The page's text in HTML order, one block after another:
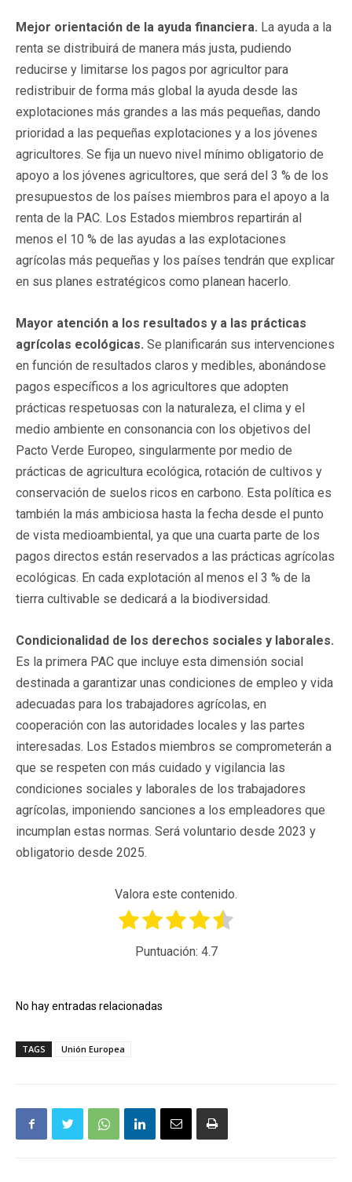
Mejor orientación de la ayuda financiera. La ayuda a la
renta se distribuirá de manera más justa, pudiendo
reducirse y limitarse los pagos por agricultor para
redistribuir de forma más global la ayuda desde las
explotaciones más grandes a las más pequeñas, dando
prioridad a las pequeñas explotaciones y a los jóvenes
agricultores. Se fija un nuevo nivel mínimo obligatorio de
apoyo a los jóvenes agricultores, que será del 3 % de los
presupuestos de los países miembros para el apoyo a la
renta de la PAC. Los Estados miembros repartirán al
menos el 10 % de las ayudas a las explotaciones
agrícolas más pequeñas y los países tendrán que explicar
en sus planes estratégicos como planean hacerlo.
Mayor atención a los resultados y a las prácticas
agrícolas ecológicas. Se planificarán sus intervenciones
en función de resultados claros y medibles, abonándose
pagos específicos a los agricultores que adopten
prácticas respetuosas con la naturaleza, el clima y el
medio ambiente en consonancia con los objetivos del
Pacto Verde Europeo, singularmente por medio de
prácticas de agricultura ecológica, rotación de cultivos y
conservación de suelos ricos en carbono. Esta política es
también la más ambiciosa hasta la fecha desde el punto
de vista medioambiental, ya que una cuarta parte de los
pagos directos están reservados a las prácticas agrícolas
ecológicas. En cada explotación al menos el 3 % de la
tierra cultivable se dedicará a la biodiversidad.
Condicionalidad de los derechos sociales y laborales.
Es la primera PAC que incluye esta dimensión social
destinada a garantizar unas condiciones de empleo y vida
adecuadas para los trabajadores agrícolas, en
cooperación con las autoridades locales y las partes
interesadas. Los Estados miembros se comprometerán a
que se respeten con más cuidado y vigilancia las
condiciones sociales y laborales de los trabajadores
agrícolas, imponiendo sanciones a los empleadores que
incumplan estas normas. Será voluntario desde 2023 y
obligatorio desde 2025.
Valora este contenido.
Puntuación: 4.7
No hay entradas relacionadas
TAGS Unión Europea